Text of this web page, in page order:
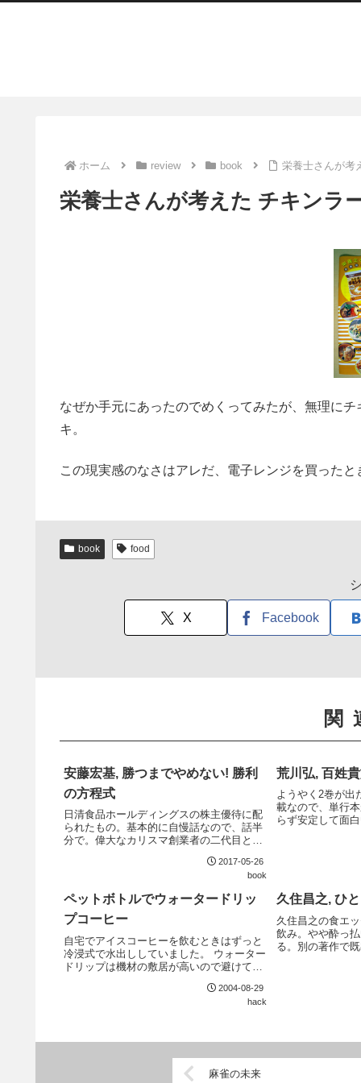
ホーム review book 栄養士さんが考
栄養士さんが考えた チキンラ
なぜか手元にあったのでめくってみたが、無理に
キ。
この現実感のなさはアレだ、電子レンジを買ったと
book food
X Facebook
関
安藤宏基, 勝つまでやめない! 勝利
の方程式
日清食品ホールディングスの株主優待に配
られたもの。基本的に自慢話なので、話半
分で。偉大なカリスマ創業者の二代目とし
2017-05-26
book
荒川弘, 百姓
ようやく2巻が出
載なので、単行
らず安定して面
画ネタが混ざり
ペットボトルでウォータードリッ
プコーヒー
自宅でアイスコーヒーを飲むときはずっと
冷浸式で水出ししていました。 ウォーター
ドリップは機材の敷居が高いので避けてい
リップという記事をみつけたのでまねして
みました。手元のペットボトルが350mlの
2004-08-29
hack
久住昌之, ひ
久住昌之の食エ
飲み。やや酔っ
る。別の著作で
麻雀の未来